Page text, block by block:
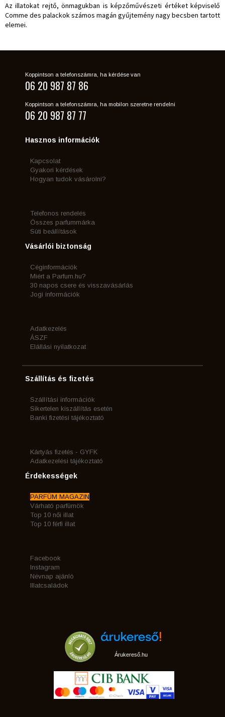
Az illatokat rejtő, önmagukban is képzőművészeti értéket képviselő
Comme des palackok számos magán gyűjtemény nagy becsben tartott
elemei.
Koppintson a telefonszámra, ha kérdése van
06 20 987 87 86
Koppintson a telefonszámra, ha mobilon szeretne rendelni
06 20 987 87 77
Hasznos információk
Kapcsolat
Gyakori kérdések
Hogyan tudok vásárolni?
Telefonos rendelés
Összes parfummárka
Süti beállítások
Vásárlói biztonság
Céginformációk
Miért a Parfum.hu?
30 napos csere és visszavásárlás
Jogi információk
Adatkezelés
ÁSZF
Elállási nyilatkozat
Szállítás és fizetés
Szállítási információk
Sikertelen kiszállítás esetén
Banki fizetési tájékoztató
Kártyás fizetés - GYFK
Adatkezelési tájékoztató
Érdekességek
PARFÜM MAGAZIN
Várható parfümök
Top 10 női illat
Top 10 férfi illat
Facebook
Instagram
Névnap ajánló
Illatcsaládok
Árukereső.hu